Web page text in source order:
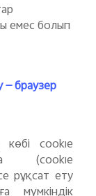
емес болып
браузер
көбі cookie
(cookie
рұқсат ету